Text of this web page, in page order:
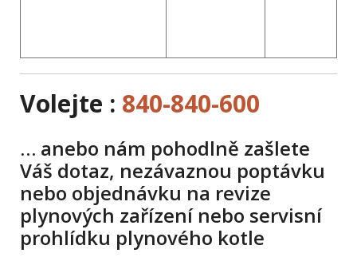
Volejte : 840-840-600
… anebo nám pohodlně zašlete
Váš dotaz, nezávaznou poptávku
nebo objednávku na revize
plynových zařízení nebo servisní
prohlídku plynového kotle